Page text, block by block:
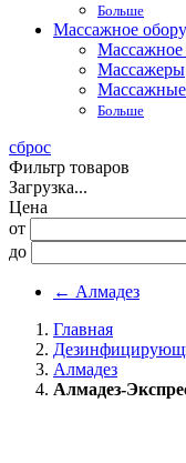
Больше
Массажное
Массажное
Массажеры
Массажные
Больше
сброс
Фильтр товаров
Загрузка...
Цена
от
до
← Алмадез
Главная
Алмадез
Алмадез-